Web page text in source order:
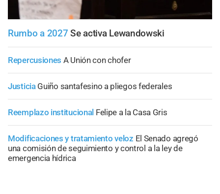
Rumbo a 2027 Se activa Lewandowski
Repercusiones A Unión con chofer
Justicia Guiño santafesino a pliegos federales
Reemplazo institucional Felipe a la Casa Gris
Modificaciones y tratamiento veloz El Senado agregó
una comisión de seguimiento y control a la ley de
emergencia hídrica